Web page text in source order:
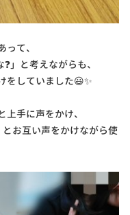
て、
」と考えながらも、
をしていました😃✨
手に声をかけ、
とお互い声をかけながら使